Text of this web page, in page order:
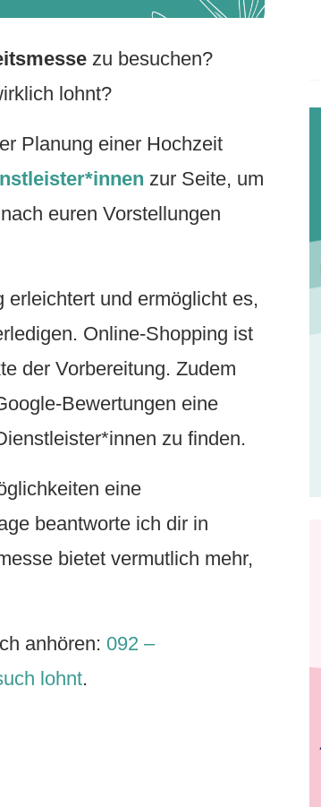
zu besuchen?
lohnt?
Planung einer Hochzeit
zur Seite, um
euren Vorstellungen
und ermöglicht es,
Online-Shopping ist
der Vorbereitung. Zudem
Bewertungen eine
zu finden.
eine
beantworte ich dir in
bietet vermutlich mehr,
anhören: 092 –
lohnt.